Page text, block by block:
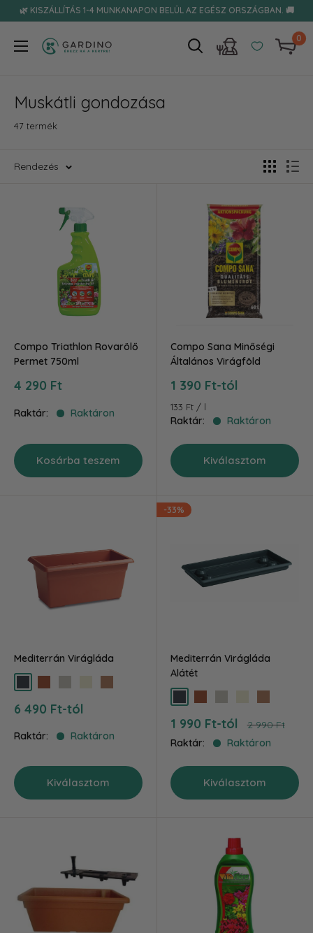
Tovább🌿 KISZÁLLÍTÁS 1-4 MUNKANAPON BELÜL AZ EGÉSZ ORSZÁGBAN. 🚚
Gardino
0
Muskátli gondozása
47 termék
Rendezés
Compo Triathlon Rovarölő
Permet 750ml
Akciós
4 290 Ft
Raktár: Raktáron
Kosárba teszem
Compo Sana Minőségi
Általános Virágföld
Akciós
1 390 Ft-tól
133 Ft / l
Raktár: Raktáron
Kiválasztom
Mediterrán Virágláda
Akciós
6 490 Ft-tól
Raktár: Raktáron
Kiválasztom
-33%
Mediterrán Virágláda
Alátét
Akciós
ár
1 990 Ft-tól Ár
2 990 Ft
Raktár:
Raktáron
Kiválasztom